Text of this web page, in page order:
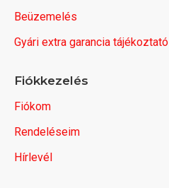
Beüzemelés
Gyári extra garancia tájékoztató
Fiókkezelés
Fiókom
Rendeléseim
Hírlevél